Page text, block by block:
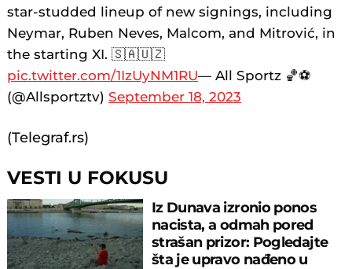
star-studded lineup of new signings, including
Neymar, Ruben Neves, Malcom, and Mitrović, in
the starting XI. 🇸🇦🇺🇿
pic.twitter.com/1IzUyNM1RU— All Sportz 🏀⚽
(@Allsportztv)September 18, 2023
(Telegraf.rs)
VESTI U FOKUSU
Iz Dunava izronio ponos
nacista, a odmah pored
strašan prizor: Pogledajte
šta je upravo nađeno u